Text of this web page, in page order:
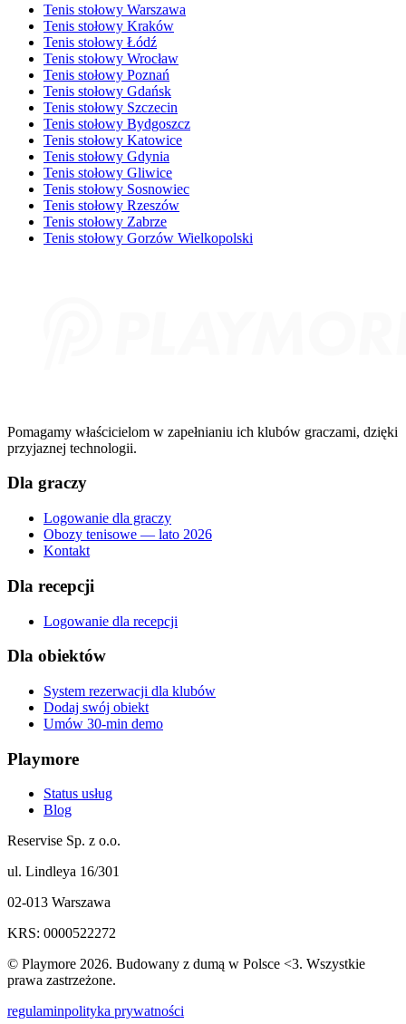
Tenis stołowy Warszawa
Tenis stołowy Kraków
Tenis stołowy Łódź
Tenis stołowy Wrocław
Tenis stołowy Poznań
Tenis stołowy Gdańsk
Tenis stołowy Szczecin
Tenis stołowy Bydgoszcz
Tenis stołowy Katowice
Tenis stołowy Gdynia
Tenis stołowy Gliwice
Tenis stołowy Sosnowiec
Tenis stołowy Rzeszów
Tenis stołowy Zabrze
Tenis stołowy Gorzów Wielkopolski
Pomagamy właścicielom w zapełnianiu ich klubów graczami, dzięki
przyjaznej technologii.
Dla graczy
Logowanie dla graczy
Obozy tenisowe — lato 2026
Kontakt
Dla recepcji
Logowanie dla recepcji
Dla obiektów
System rezerwacji dla klubów
Dodaj swój obiekt
Umów 30-min demo
Playmore
Status usług
Blog
Reservise Sp. z o.o.
ul. Lindleya 16/301
02-013 Warszawa
KRS: 0000522272
© Playmore 2026. Budowany z dumą w Polsce <3. Wszystkie
prawa zastrzeżone.
regulaminpolityka prywatności